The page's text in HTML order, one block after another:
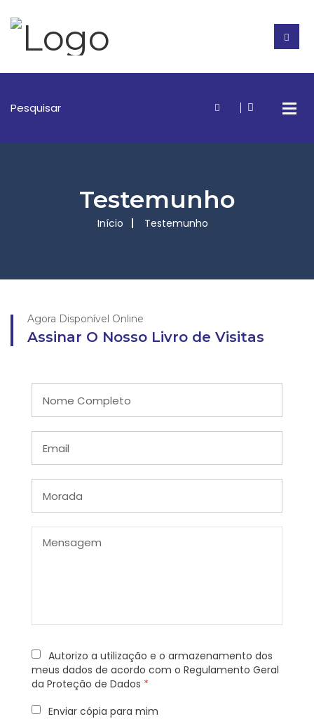
Testemunho
Início Testemunho
Agora Disponível Online
Assinar O Nosso Livro de Visitas
Autorizo a utilização e o armazenamento dos
meus dados de acordo com o Regulamento Geral
da Proteção de Dados *
Enviar cópia para mim